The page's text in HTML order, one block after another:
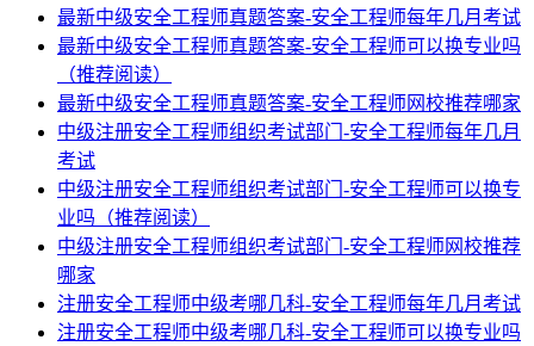
最新中级安全工程师真题答案-安全工程师每年几月考试
最新中级安全工程师真题答案-安全工程师可以换专业吗
（推荐阅读）
最新中级安全工程师真题答案-安全工程师网校推荐哪家
中级注册安全工程师组织考试部门-安全工程师每年几月
考试
中级注册安全工程师组织考试部门-安全工程师可以换专
业吗（推荐阅读）
中级注册安全工程师组织考试部门-安全工程师网校推荐
哪家
注册安全工程师中级考哪几科-安全工程师每年几月考试
注册安全工程师中级考哪几科-安全工程师可以换专业吗